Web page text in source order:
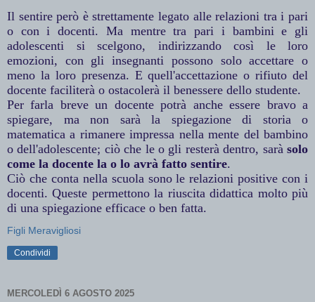
Il sentire però è strettamente legato alle relazioni tra i pari
o con i docenti. Ma mentre tra pari i bambini e gli
adolescenti si scelgono, indirizzando così le loro
emozioni, con gli insegnanti possono solo accettare o
meno la loro presenza. E quell'accettazione o rifiuto del
docente faciliterà o ostacolerà il benessere dello studente.
Per farla breve un docente potrà anche essere bravo a
spiegare, ma non sarà la spiegazione di storia o
matematica a rimanere impressa nella mente del bambino
o dell'adolescente; ciò che le o gli resterà dentro, sarà solo
come la docente la o lo avrà fatto sentire.
Ciò che conta nella scuola sono le relazioni positive con i
docenti. Queste permettono la riuscita didattica molto più
di una spiegazione efficace o ben fatta.
Figli Meravigliosi
Condividi
MERCOLEDÌ 6 AGOSTO 2025